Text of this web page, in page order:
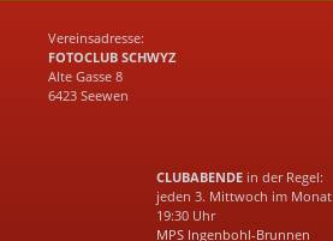
Vereinsadresse:
FOTOCLUB SCHWYZ
Alte Gasse 8
6423 Seewen
CLUBABENDE in der Regel:
jeden 3. Mittwoch im Monat
19:30 Uhr
MPS Ingenbohl-Brunnen